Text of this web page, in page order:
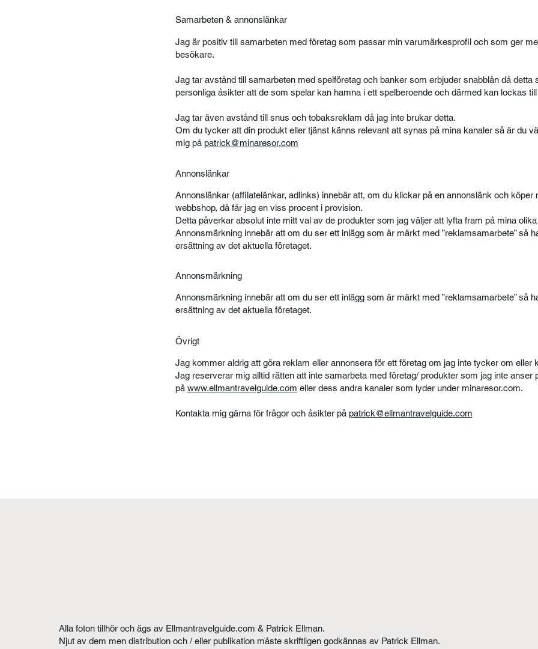
Samarbeten & annonslänkar
Jag är positiv till samarbeten med företag som passar min varumärkesprofil och som ger
besökare.
Jag tar avstånd till samarbeten med spelföretag och banker som erbjuder snabblån då detta
personliga åsikter att de som spelar kan hamna i ett spelberoende och därmed kan lockas
Jag tar även avstånd till snus och tobaksreklam då jag inte brukar detta.
Om du tycker att din produkt eller tjänst känns relevant att synas på mina kanaler så är du
mig på patrick@minaresor.com
Annonslänkar
Annonslänkar (affilatelänkar, adlinks) innebär att, om du klickar på en annonslänk och köper
webbshop, då får jag en viss procent i provision.
Detta påverkar absolut inte mitt val av de produkter som jag väljer att lyfta fram på mina
Annonsmärkning innebär att om du ser ett inlägg som är märkt med ”reklamsamarbete” så
ersättning av det aktuella företaget.
Annonsmärkning
Annonsmärkning innebär att om du ser ett inlägg som är märkt med ”reklamsamarbete” så
ersättning av det aktuella företaget.
Övrigt
Jag kommer aldrig att göra reklam eller annonsera för ett företag om jag inte tycker om eller
Jag reserverar mig alltid rätten att inte samarbeta med företag/ produkter som jag inte anser
på www.ellmantravelguide.com eller dess andra kanaler som lyder under minaresor.com.
Kontakta mig gärna för frågor och åsikter på patrick@ellmantravelguide.com
Alla foton tillhör och ägs av Ellmantravelguide.com & Patrick Ellman.
Njut av dem men distribution och / eller publikation måste skriftligen godkännas av Patrick Ellman.